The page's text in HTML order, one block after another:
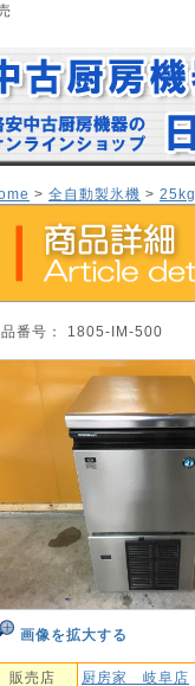
> 全自動製氷機 >
番号： 1805-IM-500
画像を拡大する
販売店 厨房家 岐阜店